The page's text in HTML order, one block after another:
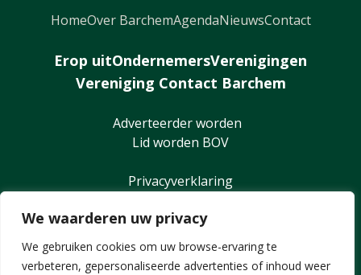
We waarderen uw privacy
We gebruiken cookies om uw browse-ervaring te
verbeteren, gepersonaliseerde advertenties of inhoud weer
HomeOver BarchemAgendaNieuwsContact
Erop uitOndernemersVerenigingen
Vereniging Contact Barchem
Adverteerder worden
Lid worden BOV
Privacyverklaring